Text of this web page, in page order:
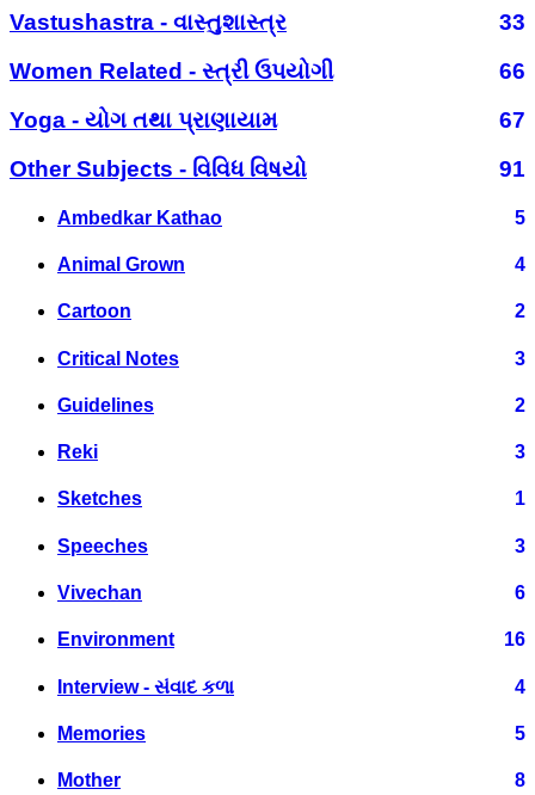
Vastushastra - વાસ્તુશાસ્ત્ર
33
Women Related - સ્ત્રી ઉપયોગી
66
Yoga - યોગ તથા પ્રાણાયામ
67
Other Subjects - વિવિધ વિષયો
91
Ambedkar Kathao 5
Animal Grown 4
Cartoon 2
Critical Notes 3
Guidelines 2
Reki 3
Sketches 1
Speeches 3
Vivechan 6
Environment 16
Interview - સંવાદ કળા 4
Memories 5
Mother 8